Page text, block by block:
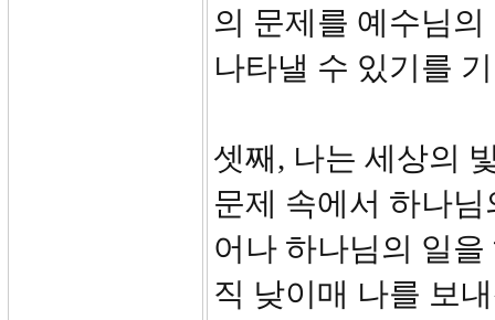
의 문제를 예수님
나타낼 수 있기를
셋째, 나는 세상의
문제 속에서 하나
어나 하나님의 일
직 낮이매 나를 보